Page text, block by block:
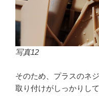
写真12
そのため、プラスのネ
取り付けがしっかりし